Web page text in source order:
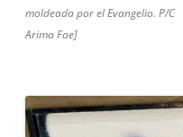
moldeada por el Evangelio. P/C
Arima Fae]